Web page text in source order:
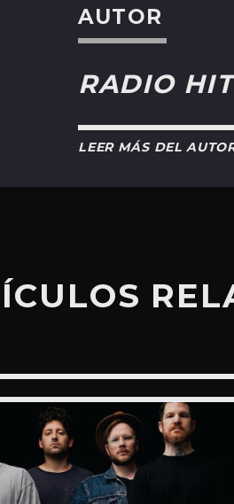
AUTOR
RADIO HIT
LEER MÁS DEL